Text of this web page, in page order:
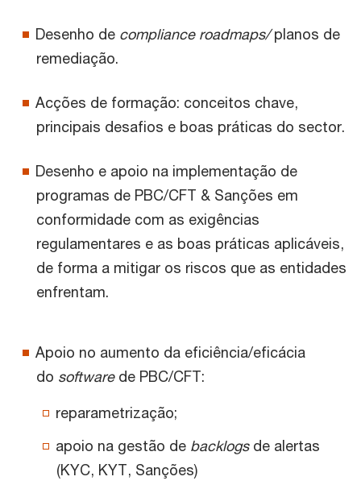
Desenho de compliance roadmaps/planos de
remediação.
Acções de formação: conceitos chave,
principais desafios e boas práticas do sector.
Desenho e apoio na implementação de
programas de PBC/CFT & Sanções em
conformidade com as exigências
regulamentares e as boas práticas aplicáveis,
de forma a mitigar os riscos que as entidades
enfrentam.
Apoio no aumento da eficiência/eficácia
do softwarede PBC/CFT:
reparametrização;
apoio na gestão de backlogsde alertas
(KYC, KYT, Sanções)